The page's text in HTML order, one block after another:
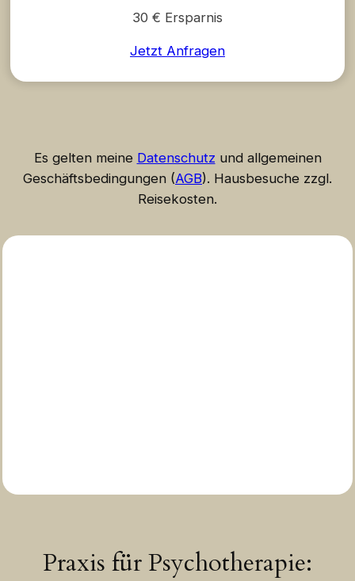
30 € Ersparnis
Jetzt Anfragen
Es gelten meine Datenschutz und allgemeinen
Geschäftsbedingungen (AGB). Hausbesuche zzgl.
Reisekosten.
Praxis für Psychotherapie: